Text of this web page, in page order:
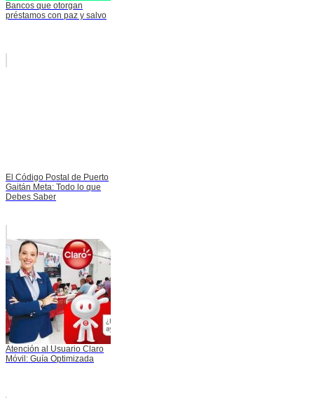
Bancos que otorgan
préstamos con paz y salvo
El Código Postal de Puerto
Gaitán Meta: Todo lo que
Debes Saber
Atención al Usuario Claro
Móvil: Guía Optimizada